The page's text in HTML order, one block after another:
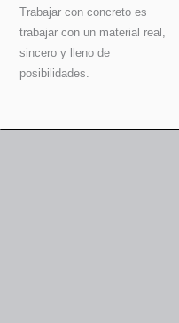
Trabajar con concreto es
trabajar con un material real,
sincero y lleno de
posibilidades.